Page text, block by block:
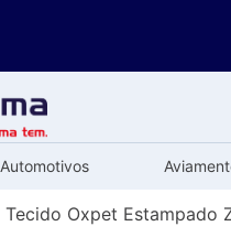
Automotivos
Tecido Oxpet Estampado